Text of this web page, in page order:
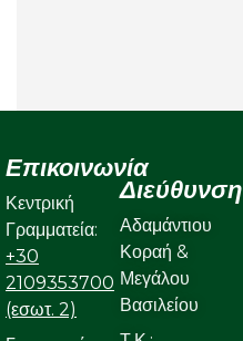
Επικοινωνία
Κεντρική
Γραμματεία:
+30
2109353700
(εσωτ. 2)
Διεύθυνση
Αδαμάντιου
Κοραή &
Μεγάλου
Βασιλείου